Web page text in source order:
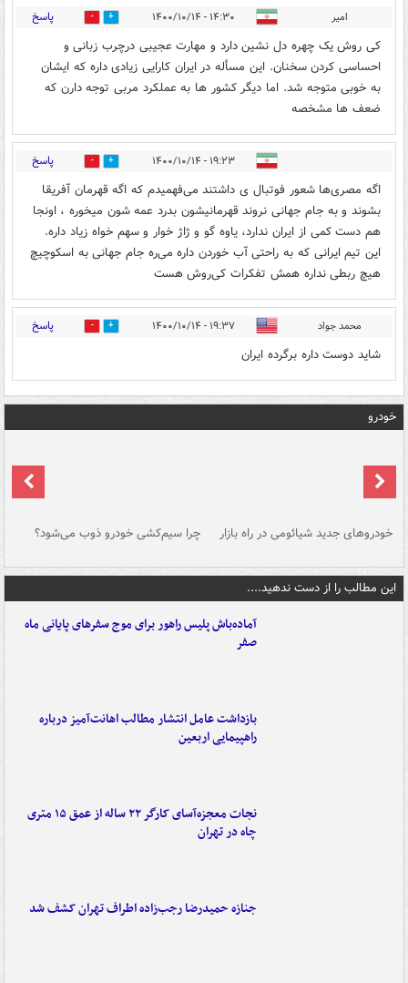
امیر ۱۴:۳۰ - ۱۴۰۰/۱۰/۱۴ 0 پاسخ
کی روش یک چهره دل نشین دارد و مهارت عجیبی درچرب زبانی و
احساسی کردن سخنان. این مسأله در ایران کارایی زیادی داره که ایشان
به خوبی متوجه شد. اما دیگر کشور ها به عملکرد مربی توجه دارن که
ضعف ها مشخصه
۱۹:۲۳ - ۱۴۰۰/۱۰/۱۴ 0 پاسخ
اگه مصری‌ها شعور فوتبال ی داشتند می‌فهمیدم که اگه قهرمان آفریقا
بشوند و به جام جهانی نروند قهرمانیشون بدرد عمه شون میخوره ، اونجا
هم دست کمی از ایران ندارد، یاوه گو و ژاژ خوار و سهم خواه زیاد داره.
این تیم ایرانی که به راحتی آب خوردن داره می‌ره جام جهانی به اسکوچیچ
هیچ ربطی نداره همش تفکرات کی‌روش هست
محمد جواد ۱۹:۳۷ - ۱۴۰۰/۱۰/۱۴ 0 پاسخ
شاید دوست داره برگرده ایران
خودرو
خودروهای جدید شیائومی در راه بازار چرا سیم‌کشی خودرو ذوب می‌شود؟
این مطالب را از دست ندهید....
آماده‌باش پلیس راهور برای موج سفرهای پایانی ماه
صفر
بازداشت عامل انتشار مطالب اهانت‌آمیز درباره
راهپیمایی اربعین
نجات معجزه‌آسای کارگر ۲۲ ساله از عمق ۱۵ متری
چاه در تهران
جنازه حمیدرضا رجب‌زاده اطراف تهران کشف شد